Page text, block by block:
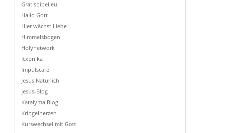
Gratisbibel.eu
Hallo Gott
Hier wächst Liebe
Himmelsbogen
Holynetwork
Icxpnika
Impulscafe
Jesus Natürlich
Jesus-Blog
Katalyma Blog
Kringelherzen
Kurswechsel mit Gott